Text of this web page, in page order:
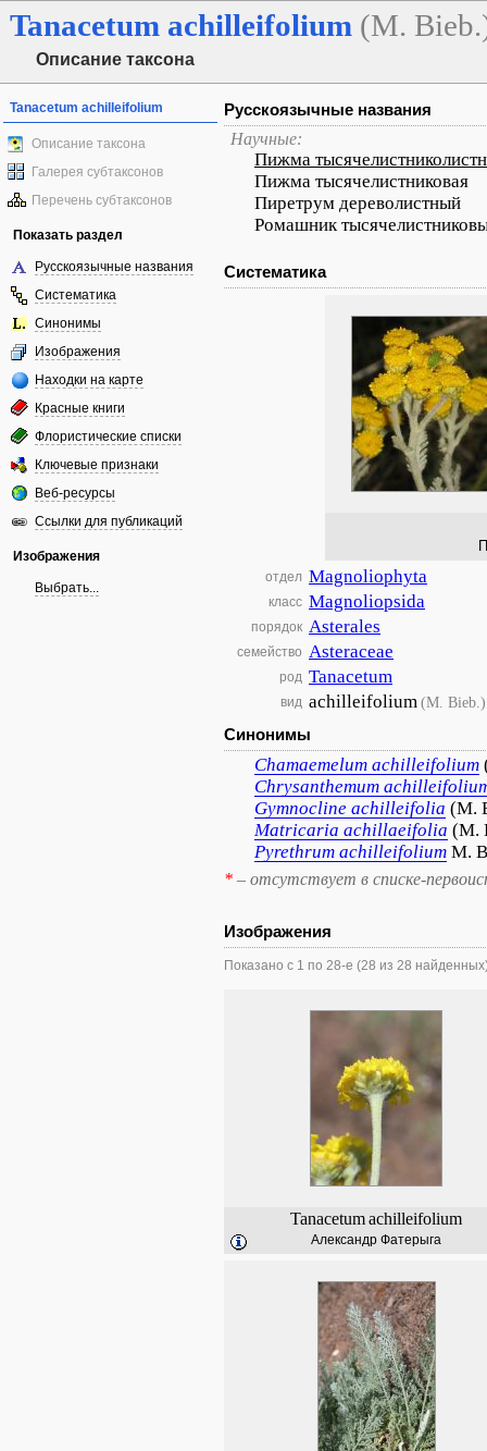
Tanacetum achilleifolium (M.
Описание таксона
Tanacetum achilleifolium
Описание таксона
Галерея субтаксонов
Перечень субтаксонов
Показать раздел
Русскоязычные названия
Систематика
Синонимы
Изображения
Находки на карте
Красные книги
Флористические списки
Ключевые признаки
Веб-ресурсы
Ссылки для публикаций
Изображения
Выбрать...
Русскоязычные названия
Научные:
Пижма
Пижма тысячелистниковая
Пиретрум дереволистный
Ромашник
Систематика
отдел Magnoliophyta
класс Magnoliopsida
порядок Asterales
семейство Asteraceae
род Tanacetum
вид achilleifolium(M.
Синонимы
Chamaemelum achilleifolium
Chrysanthemum
Gymnocline achilleifolia (M.
Matricaria achillaeifolia (M.
Pyrethrum achilleifolium M.
* – отсутствует в списке-
Изображения
Показано с 1 по 28-е (28 из 28
Tanacetumachilleifolium
Александр Фатерыга